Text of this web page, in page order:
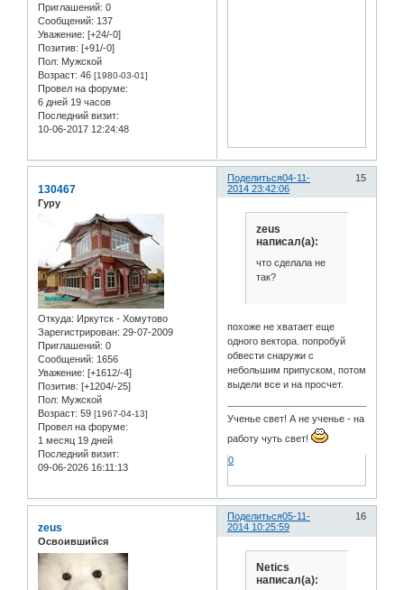
Приглашений: 0
Сообщений: 137
Уважение: [+24/-0]
Позитив: [+91/-0]
Пол: Мужской
Возраст: 46 [1980-03-01]
Провел на форуме:
6 дней 19 часов
Последний визит:
10-06-2017 12:24:48
Поделиться 15
04-11-
2014 23:42:06
130467
Гуру
Откуда: Иркутск - Хомутово
Зарегистрирован: 29-07-2009
Приглашений: 0
Сообщений: 1656
Уважение: [+1612/-4]
Позитив: [+1204/-25]
Пол: Мужской
Возраст: 59 [1967-04-13]
Провел на форуме:
1 месяц 19 дней
Последний визит:
09-06-2026 16:11:13
zeus
написал(а):
что сделала не
так?
похоже не хватает еще
одного вектора. попробуй
обвести снаружи с
небольшим припуском, потом
выдели все и на просчет.
Ученье свет! А не ученье - на
работу чуть свет!
0
Поделиться 16
05-11-
2014 10:25:59
zeus
Освоившийся
Netics
написал(а):